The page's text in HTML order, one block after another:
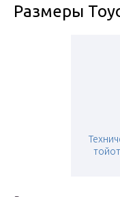
Размеры